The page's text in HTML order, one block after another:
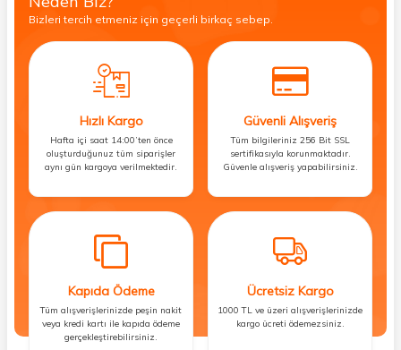
Bizleri tercih etmeniz için geçerli birkaç sebep.
Hızlı Kargo
Hafta içi saat 14:00’ten önce
oluşturduğunuz tüm siparişler
aynı gün kargoya verilmektedir.
Güvenli Alışveriş
Tüm bilgileriniz 256 Bit SSL
sertifikasıyla korunmaktadır.
Güvenle alışveriş yapabilirsiniz.
Kapıda Ödeme
Tüm alışverişlerinizde peşin nakit
veya kredi kartı ile kapıda ödeme
gerçekleştirebilirsiniz.
Ücretsiz Kargo
1000 TL ve üzeri alışverişlerinizde
kargo ücreti ödemezsiniz.